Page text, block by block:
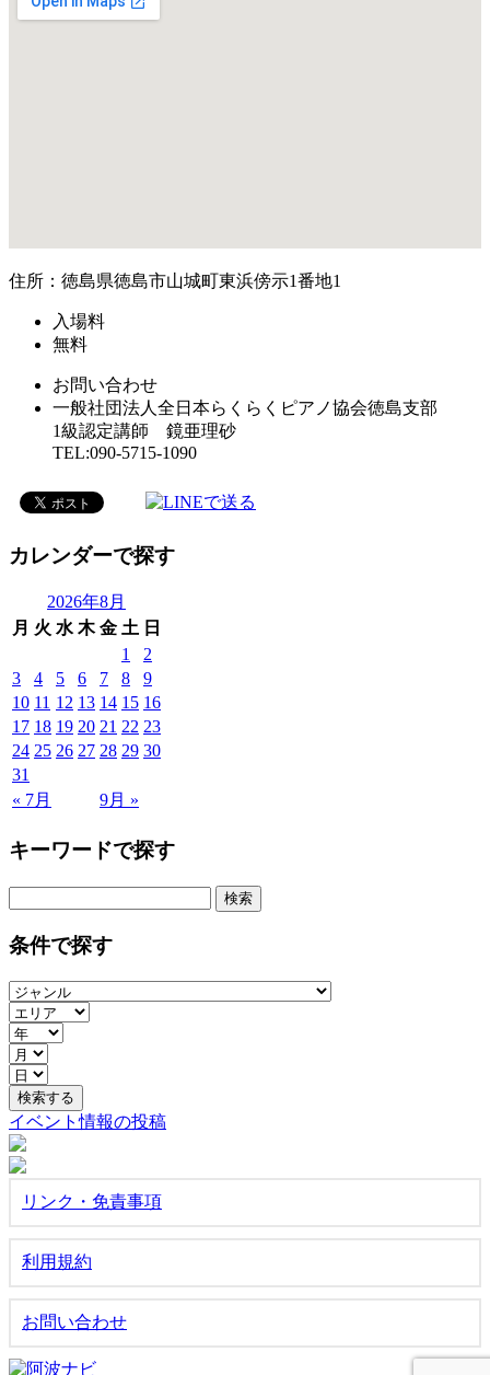
住所：徳島県徳島市山城町東浜傍示1番地1
入場料
無料
お問い合わせ
一般社団法人全日本らくらくピアノ協会徳島支部
1級認定講師 鏡亜理砂
TEL:090-5715-1090
カレンダーで探す
2026年8月
月 火 水 木 金 土 日
« 7月 9月 »
1
2
3
4 5 6 7 8
9
10 11 12 13 14 15 16
17 18 19 20 21 22 23
24 25 26 27 28 29 30
31
キーワードで探す
条件で探す
イベント情報の投稿
リンク・免責事項
利用規約
お問い合わせ